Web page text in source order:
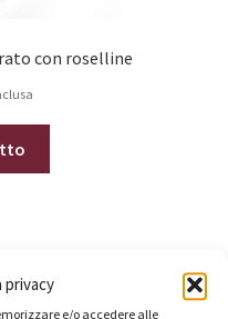
privacy
e/o accedere alle
con roselline